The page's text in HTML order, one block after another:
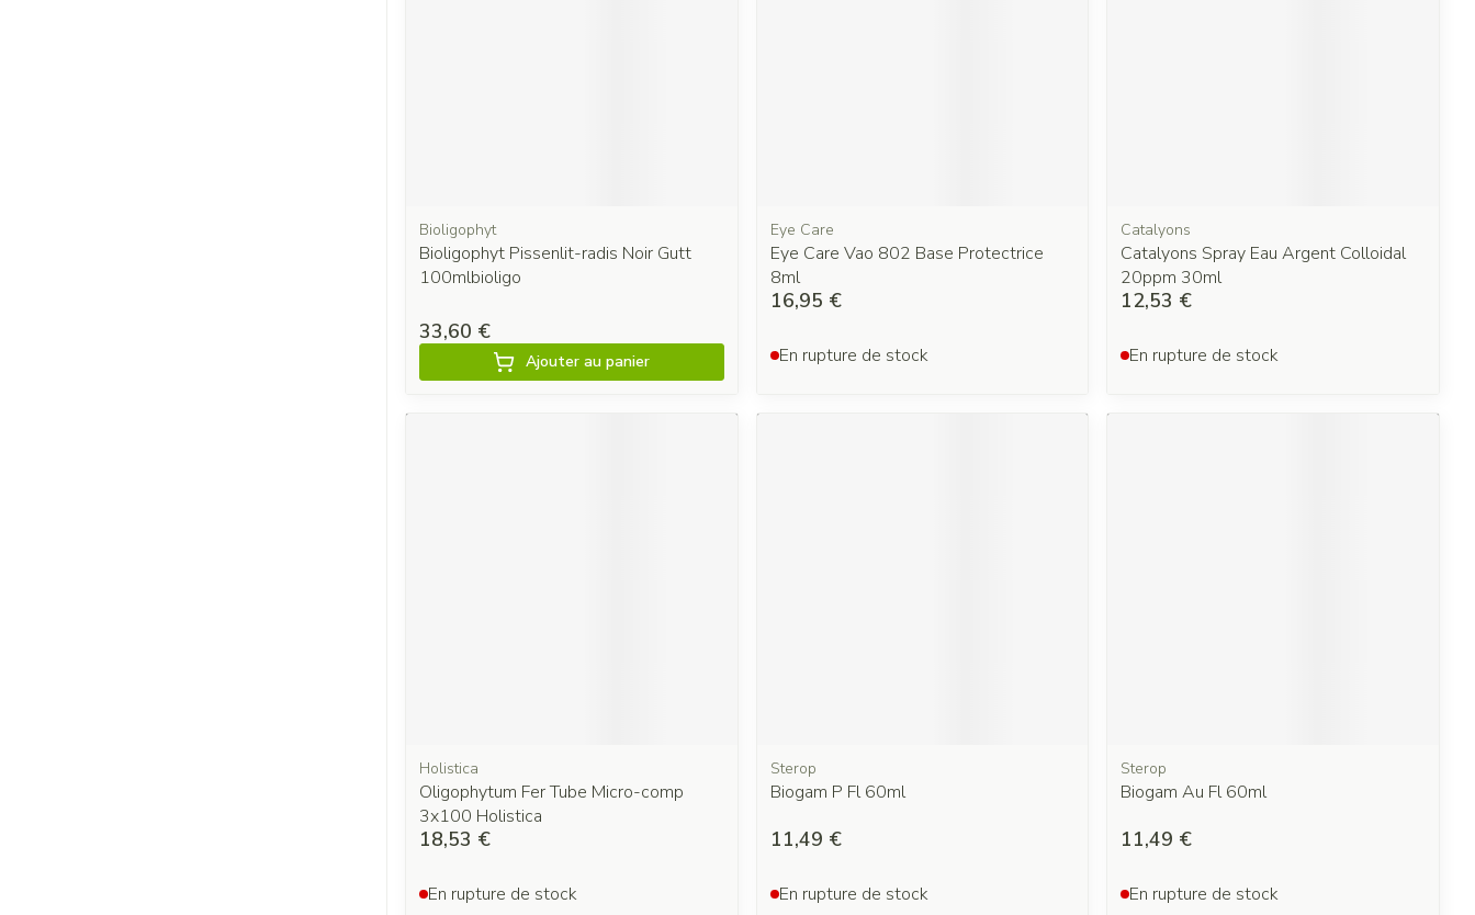
Bioligophyt
Bioligophyt Pissenlit-radis Noir Gutt
100mlbioligo
33,60 €
Ajouter au panier
Eye Care
Eye Care Vao 802 Base Protectrice
8ml
16,95 €
En rupture de stock
Catalyons
Catalyons Spray Eau Argent Colloidal
20ppm 30ml
12,53 €
En rupture de stock
Holistica
Oligophytum Fer Tube Micro-comp
3x100 Holistica
18,53 €
En rupture de stock
Sterop
Biogam P Fl 60ml
11,49 €
En rupture de stock
Sterop
Biogam Au Fl 60ml
11,49 €
En rupture de stock